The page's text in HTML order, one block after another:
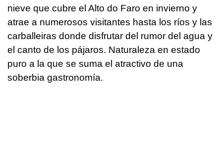
nieve que cubre el Alto do Faro en invierno y
atrae a numerosos visitantes hasta los ríos y las
carballeiras donde disfrutar del rumor del agua y
el canto de los pájaros. Naturaleza en estado
puro a la que se suma el atractivo de una
soberbia gastronomía.